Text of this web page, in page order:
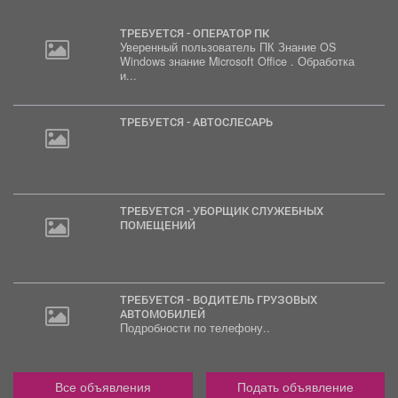
ТРЕБУЕТСЯ - ОПЕРАТОР ПК
Уверенный пользователь ПК Знание OS
Windows знание Microsoft Office . Обработка
и...
ТРЕБУЕТСЯ - АВТОСЛЕСАРЬ
ТРЕБУЕТСЯ - УБОРЩИК СЛУЖЕБНЫХ
ПОМЕЩЕНИЙ
ТРЕБУЕТСЯ - ВОДИТЕЛЬ ГРУЗОВЫХ
АВТОМОБИЛЕЙ
Подробности по телефону..
Все объявления Подать объявление